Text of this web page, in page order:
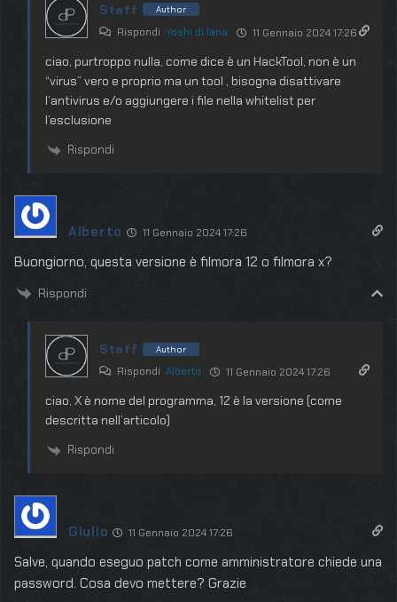
Staff Author
Rispondi Yoshi di lana 11 Gennaio 2024 17:26
ciao, purtroppo nulla, come dice è un HackTool, non è un
“virus” vero e proprio ma un tool , bisogna disattivare
l’antivirus e/o aggiungere i file nella whitelist per
l’esclusione
Rispondi
Alberto 11 Gennaio 2024 17:26
Buongiorno, questa versione è filmora 12 o filmora x?
Rispondi
Staff Author
Rispondi Alberto 11 Gennaio 2024 17:26
ciao, X è nome del programma, 12 è la versione (come
descritta nell’articolo)
Rispondi
Giulio 11 Gennaio 2024 17:26
Salve, quando eseguo patch come amministratore chiede una
password. Cosa devo mettere? Grazie